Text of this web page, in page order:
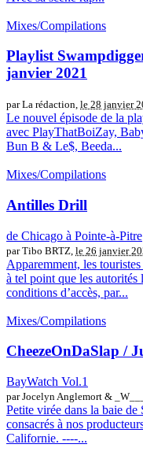
Mixes/Compilations
Playlist
janvier 2021
par La rédaction, le 28 janvier
Le nouvel épisode de la
avec PlayThatBoiZay,
Bun B & Le$, Beeda...
Mixes/Compilations
Antilles Drill
de Chicago à Pointe-à-Pitre
par Tibo BRTZ, le 26 janvier
Apparemment, les
à tel point que les autorités
conditions d’accès, par...
Mixes/Compilations
CheezeOnDaSlap /
BayWatch Vol.1
par Jocelyn Anglemort &
Petite virée dans la baie de
consacrés à nos
Californie. ----...